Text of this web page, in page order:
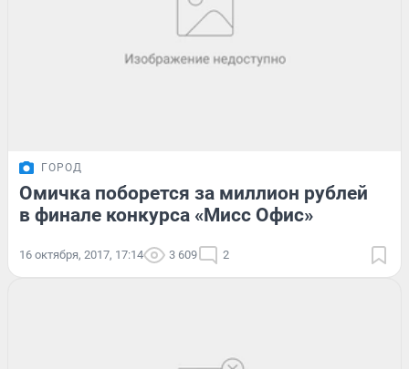
ГОРОД
Омичка поборется за миллион рублей
в финале конкурса «Мисс Офис»
16 октября, 2017, 17:14 3 609 2